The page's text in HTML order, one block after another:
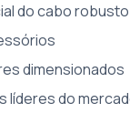
do cabo robusto
dimensionados
líderes do